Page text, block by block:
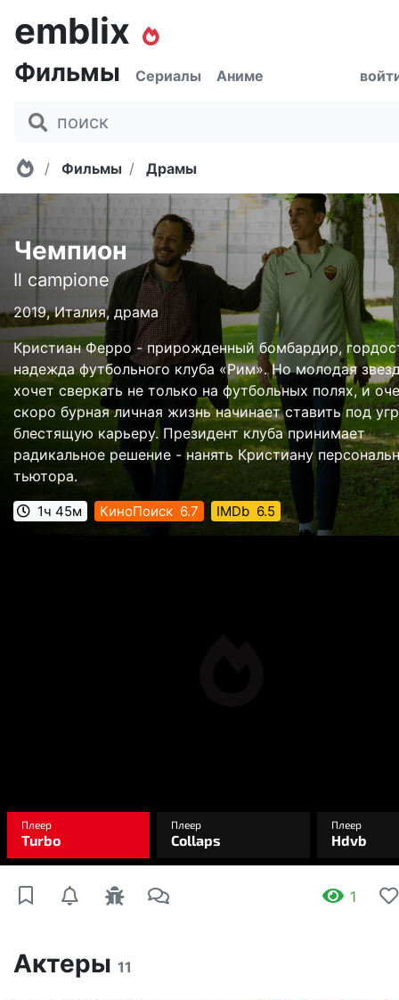
emblix
Фильмы Сериалы Аниме
Главная
Фильмы Драмы
Чемпион
Il campione
2019, Италия, драма
Кристиан Ферро - прирожденный бомбардир,
надежда футбольного клуба «Рим». Но молодая
хочет сверкать не только на футбольных полях, и
скоро бурная личная жизнь начинает ставить под
блестящую карьеру. Президент клуба принимает
радикальное решение - нанять Кристиану
тьютора.
1ч 45м КиноПоиск 6.7 IMDb 6.5
1
Актеры 11